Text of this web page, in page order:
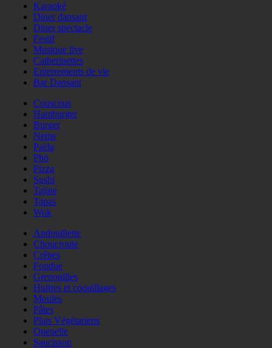
Karaoké
Diner dansant
Diner spectacle
Festif
Musique live
Catherinettes
Enterrements de vie
Bar Dansant
Couscous
Hamburger
Burger
Nems
Paëla
Phö
Pizza
Sushi
Tajine
Tapas
Wok
Andouillette
Choucroute
Crêpes
Fondue
Grenouilles
Huitres et coquillages
Moules
Pâtes
Plats Végétariens
Quenelle
Saucisson